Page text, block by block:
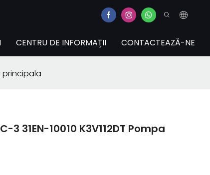
CENTRU DE INFORMAŢII CONTACTEAZĂ-NE
principala
3 31EN-10010 K3V112DT Pompa